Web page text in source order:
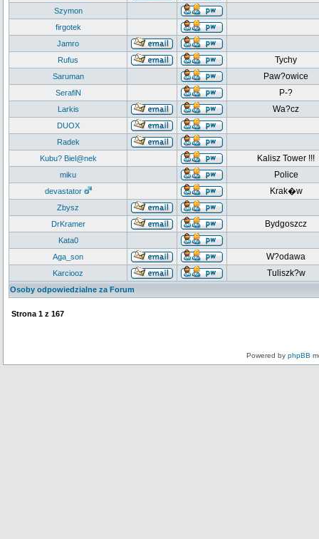
Szymon
firgotek
Jamro
Rufus
Tychy
Saruman Paw?owice
SerafiN P-?
Larkis Wa?cz
DUOX
Radek
Kubu? Biel@nek
Kalisz Tower !!!
miku Police
devastator Krak�w
Zbysz
DrKramer
Bydgoszcz
Kata0
Aga_son
W?odawa
Karciooz Tuliszk?w
Osoby odpowiedzialne za Forum
Strona 1 z 167
Powered by phpBB